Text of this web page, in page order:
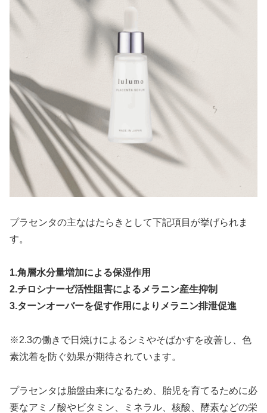
プラセンタの主なはたらきとして下記項目が挙げられま
す。
1.角層水分量増加による保湿作用
2.チロシナーゼ活性阻害によるメラニン産生抑制
3.ターンオーバーを促す作用によりメラニン排泄促進
※2.3の働きで日焼けによるシミやそばかすを改善し、色
素沈着を防ぐ効果が期待されています。
プラセンタは胎盤由来になるため、胎児を育てるために必
要なアミノ酸やビタミン、ミネラル、核酸、酵素などの栄